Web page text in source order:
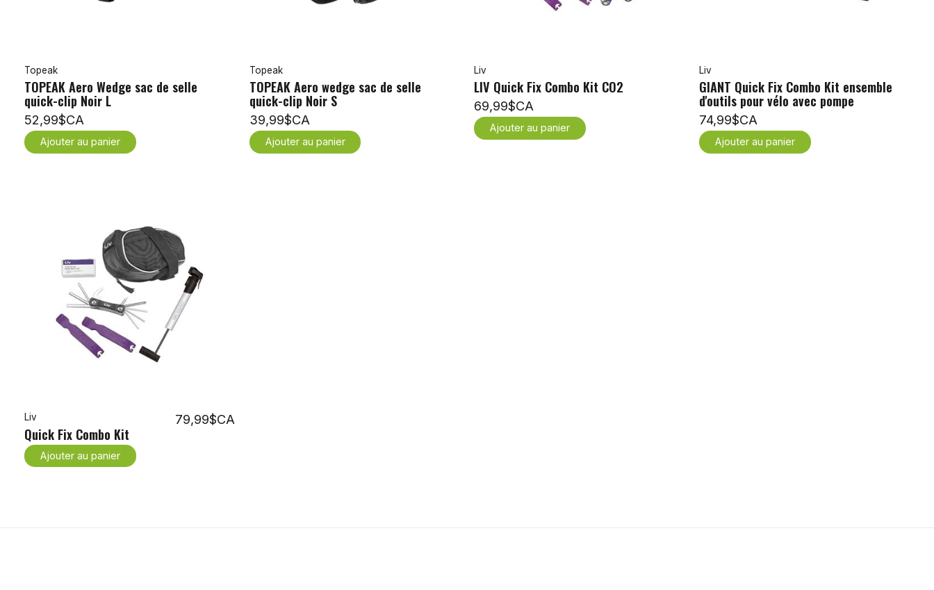
Topeak
TOPEAK Aero Wedge sac de selle
quick-clip Noir L
52,99$CA
Ajouter au panier
Topeak
TOPEAK Aero wedge sac de selle
quick-clip Noir S
39,99$CA
Ajouter au panier
Liv
LIV Quick Fix Combo Kit CO2
69,99$CA
Ajouter au panier
Liv
GIANT Quick Fix Combo Kit ensemble
d'outils pour vélo avec pompe
74,99$CA
Ajouter au panier
Liv
Quick Fix Combo Kit
79,99$CA
Ajouter au panier